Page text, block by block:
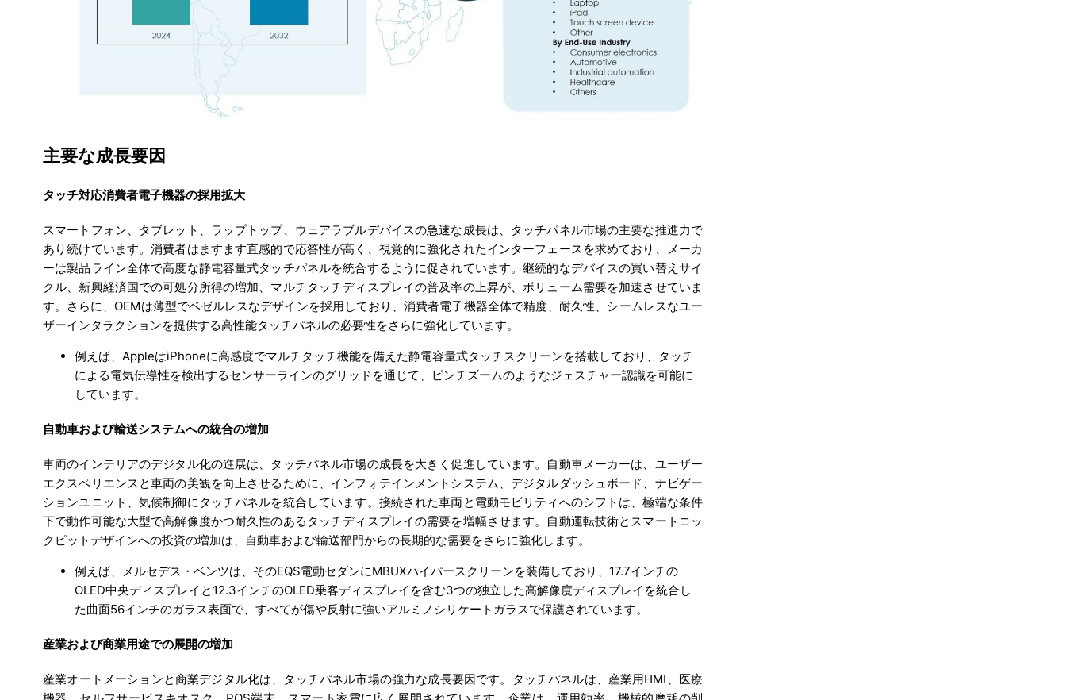
主要な成長要因
タッチ対応消費者電子機器の採用拡大
スマートフォン、タブレット、ラップトップ、ウェアラブルデバイスの急速な成長は、タッチパネル市場の主要な推進力で
あり続けています。消費者はますます直感的で応答性が高く、視覚的に強化されたインターフェースを求めており、メーカ
ーは製品ライン全体で高度な静電容量式タッチパネルを統合するように促されています。継続的なデバイスの買い替えサイ
クル、新興経済国での可処分所得の増加、マルチタッチディスプレイの普及率の上昇が、ボリューム需要を加速させていま
す。さらに、OEMは薄型でベゼルレスなデザインを採用しており、消費者電子機器全体で精度、耐久性、シームレスなユー
ザーインタラクションを提供する高性能タッチパネルの必要性をさらに強化しています。
例えば、AppleはiPhoneに高感度でマルチタッチ機能を備えた静電容量式タッチスクリーンを搭載しており、タッチ
による電気伝導性を検出するセンサーラインのグリッドを通じて、ピンチズームのようなジェスチャー認識を可能に
しています。
自動車および輸送システムへの統合の増加
車両のインテリアのデジタル化の進展は、タッチパネル市場の成長を大きく促進しています。自動車メーカーは、ユーザー
エクスペリエンスと車両の美観を向上させるために、インフォテインメントシステム、デジタルダッシュボード、ナビゲー
ションユニット、気候制御にタッチパネルを統合しています。接続された車両と電動モビリティへのシフトは、極端な条件
下で動作可能な大型で高解像度かつ耐久性のあるタッチディスプレイの需要を増幅させます。自動運転技術とスマートコッ
クピットデザインへの投資の増加は、自動車および輸送部門からの長期的な需要をさらに強化します。
例えば、メルセデス・ベンツは、そのEQS電動セダンにMBUXハイパースクリーンを装備しており、17.7インチの
OLED中央ディスプレイと12.3インチのOLED乗客ディスプレイを含む3つの独立した高解像度ディスプレイを統合し
た曲面56インチのガラス表面で、すべてが傷や反射に強いアルミノシリケートガラスで保護されています。
産業および商業用途での展開の増加
産業オートメーションと商業デジタル化は、タッチパネル市場の強力な成長要因です。タッチパネルは、産業用HMI、医療